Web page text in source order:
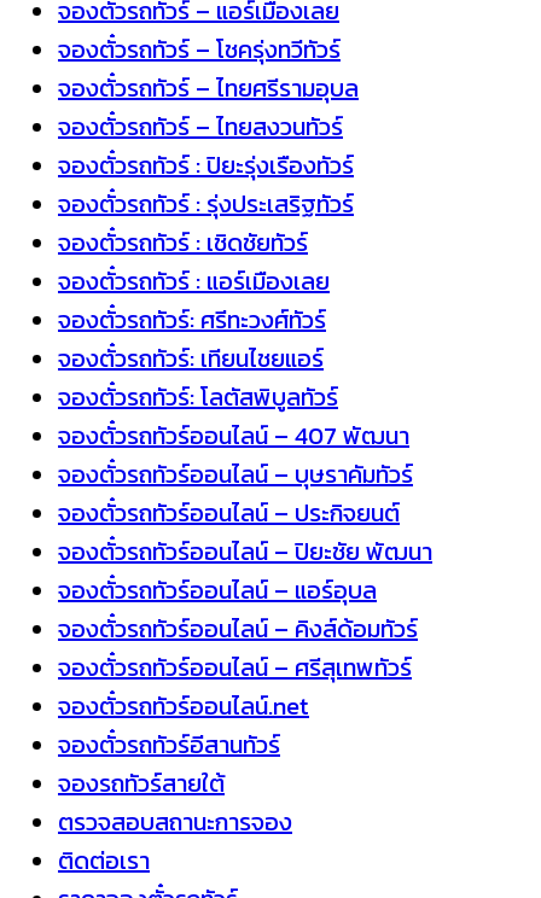
จองตั๋วรถทัวร์ – แอร์เมืองเลย
จองตั๋วรถทัวร์ – โชครุ่งทวีทัวร์
จองตั๋วรถทัวร์ – ไทยศรีรามอุบล
จองตั๋วรถทัวร์ – ไทยสงวนทัวร์
จองตั๋วรถทัวร์ : ปิยะรุ่งเรืองทัวร์
จองตั๋วรถทัวร์ : รุ่งประเสริฐทัวร์
จองตั๋วรถทัวร์ : เชิดชัยทัวร์
จองตั๋วรถทัวร์ : แอร์เมืองเลย
จองตั๋วรถทัวร์: ศรีทะวงศ์ทัวร์
จองตั๋วรถทัวร์: เทียนไชยแอร์
จองตั๋วรถทัวร์: โลตัสพิบูลทัวร์
จองตั๋วรถทัวร์ออนไลน์ – 407 พัฒนา
จองตั๋วรถทัวร์ออนไลน์ – บุษราคัมทัวร์
จองตั๋วรถทัวร์ออนไลน์ – ประกิจยนต์
จองตั๋วรถทัวร์ออนไลน์ – ปิยะชัย พัฒนา
จองตั๋วรถทัวร์ออนไลน์ – แอร์อุบล
จองตั๋วรถทัวร์ออนไลน์ – คิงส์ด้อมทัวร์
จองตั๋วรถทัวร์ออนไลน์ – ศรีสุเทพทัวร์
จองตั๋วรถทัวร์ออนไลน์.net
จองตั๋วรถทัวร์อีสานทัวร์
จองรถทัวร์สายใต้
ตรวจสอบสถานะการจอง
ติดต่อเรา